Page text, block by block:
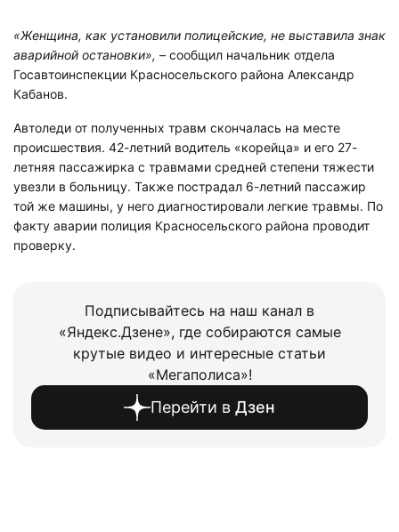
«Женщина, как установили полицейские, не выставила знак
аварийной остановки», – сообщил начальник отдела
Госавтоинспекции Красносельского района Александр
Кабанов.
Автоледи от полученных травм скончалась на месте
происшествия. 42-летний водитель «корейца» и его 27-
летняя пассажирка с травмами средней степени тяжести
увезли в больницу. Также пострадал 6-летний пассажир
той же машины, у него диагностировали легкие травмы. По
факту аварии полиция Красносельского района проводит
проверку.
Подписывайтесь на наш канал в
«Яндекс.Дзене», где собираются самые
крутые видео и интересные статьи
«Мегаполиса»!
Перейти в Дзен